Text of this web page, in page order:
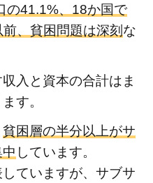
の41.1%、18か国で
、貧困問題は深刻 な
入と資本の合計はま
す。
貧困層の半分以上がサ
しています。
ていますが、サブサ